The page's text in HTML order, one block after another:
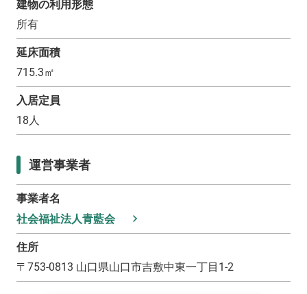
建物の利用形態
所有
延床面積
715.3㎡
入居定員
18人
運営事業者
事業者名
社会福祉法人青藍会
住所
〒 753-0813 山口県山口市吉敷中東一丁目1-2